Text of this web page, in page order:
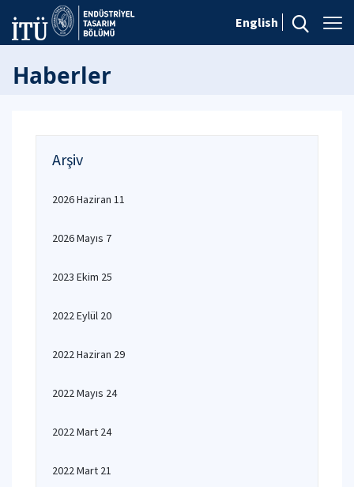
English
Haberler
Arşiv
2026 Haziran 11
2026 Mayıs 7
2023 Ekim 25
2022 Eylül 20
2022 Haziran 29
2022 Mayıs 24
2022 Mart 24
2022 Mart 21